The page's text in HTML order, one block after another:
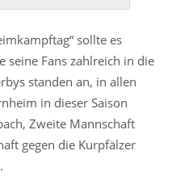
sollte es
seine Fans zahlreich in die
standen an, in allen
in dieser Saison
Zweite Mannschaft
gegen die Kurpfälzer